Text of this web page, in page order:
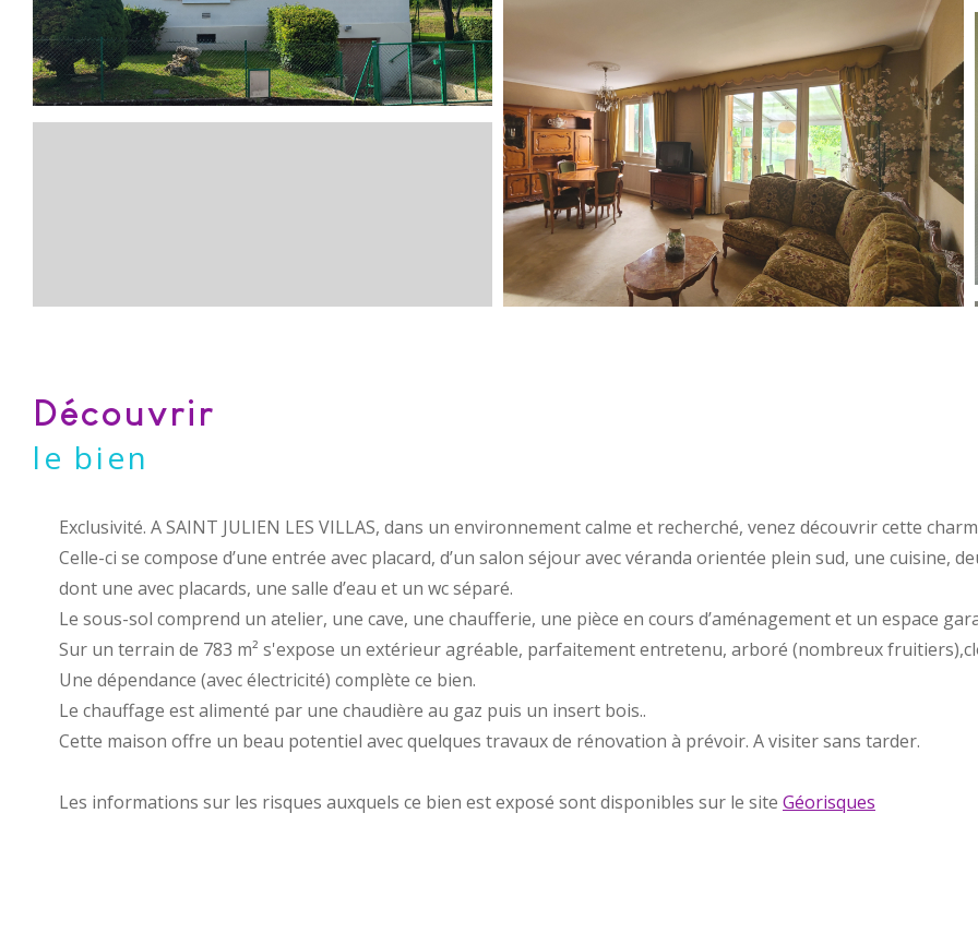
découvrir
le bien
Exclusivité. A SAINT JULIEN LES VILLAS, dans un environnement calme et recherché, venez découvrir cette
Celle-ci se compose d’une entrée avec placard, d’un salon séjour avec véranda orientée plein sud, une cuisine,
dont une avec placards, une salle d’eau et un wc séparé.
Le sous-sol comprend un atelier, une cave, une chaufferie, une pièce en cours d’aménagement et un espace
Sur un terrain de 783 m² s'expose un extérieur agréable, parfaitement entretenu, arboré (nombreux
Une dépendance (avec électricité) complète ce bien.
Le chauffage est alimenté par une chaudière au gaz puis un insert bois..
Cette maison offre un beau potentiel avec quelques travaux de rénovation à prévoir. A visiter sans tarder.
Les informations sur les risques auxquels ce bien est exposé sont disponibles sur le site Géorisques